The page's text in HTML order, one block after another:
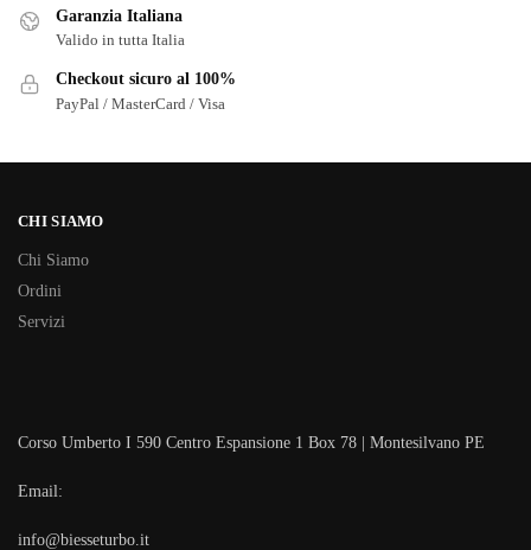
Garanzia Italiana
Valido in tutta Italia
Checkout sicuro al 100%
PayPal / MasterCard / Visa
CHI SIAMO
Chi Siamo
Ordini
Servizi
Corso Umberto I 590 Centro Espansione 1 Box 78 | Montesilvano PE
Email:
info@biesseturbo.it